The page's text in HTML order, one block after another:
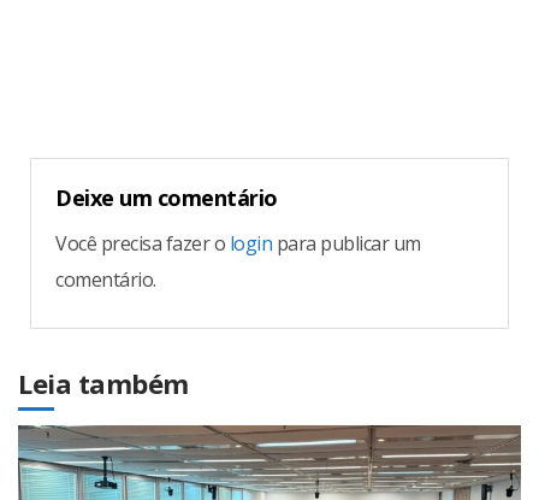
Deixe um comentário
Você precisa fazer o login para publicar um
comentário.
Leia também